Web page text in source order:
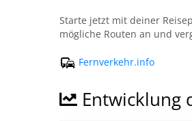
Starte jetzt mit deiner
mögliche Routen an und
Fernverkehr.info
Entwicklung